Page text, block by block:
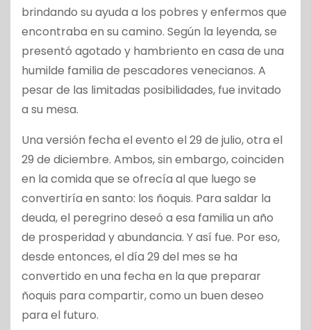
brindando su ayuda a los pobres y enfermos que
encontraba en su camino. Según la leyenda, se
presentó agotado y hambriento en casa de una
humilde familia de pescadores venecianos. A
pesar de las limitadas posibilidades, fue invitado
a su mesa.
Una versión fecha el evento el 29 de julio, otra el
29 de diciembre. Ambos, sin embargo, coinciden
en la comida que se ofrecía al que luego se
convertiría en santo: los ñoquis. Para saldar la
deuda, el peregrino deseó a esa familia un año
de prosperidad y abundancia. Y así fue. Por eso,
desde entonces, el día 29 del mes se ha
convertido en una fecha en la que preparar
ñoquis para compartir, como un buen deseo
para el futuro.